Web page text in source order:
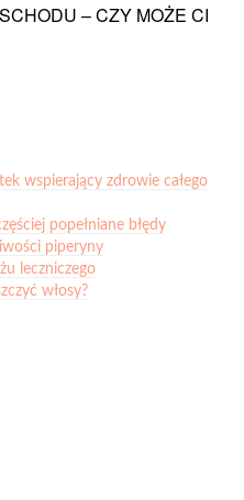
– CZY MOŻE CI
wspierający zdrowie całego
popełniane błędy
piperyny
leczniczego
włosy?